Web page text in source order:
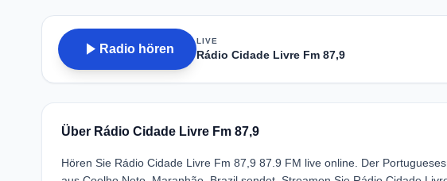
play_arrow Radio hören
LIVE
Rádio Cidade Livre Fm 87,9
Über Rádio Cidade Livre Fm 87,9
Hören Sie Rádio Cidade Livre Fm 87,9 87.9 FM live online. Der